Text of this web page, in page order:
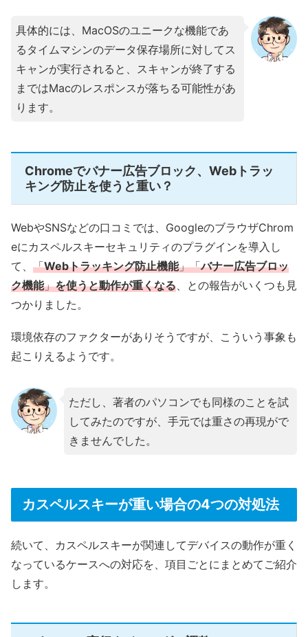
具体的には、MacOSのユニークな機能であ
るタイムマシンのデータ保存場所に対してス
キャンが実行されると、スキャンが終了する
まではMacのレスポンスが落ちる可能性があ
ります。
Chromeでバナー広告ブロック、Webトラッ
キング防止を使うと重い？
WebやSNSなどの口コミでは、GoogleのブラウザChrom
eにカスペルスキーセキュリティのプラグインを導入し
て、 「Webトラッキング防止機能」「バナー広告ブロッ
ク機能」を使うと動作が重くなる 、との報告がいくつも見
つかりました。
環境依存のファクターがありそうですが、こういう事象も
起こりえるようです。
ただし、著者のパソコンでも同様のことを試
してみたのですが、手元では重さの再現がで
きませんでした。
カスペルスキーが重い場合の4つの対処法
続いて、カスペルスキーが関連してデバイスの動作が重く
なっているケースへの対応を、項目ごとにまとめてご紹介
します。